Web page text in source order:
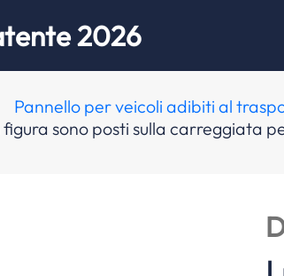
2026
Pannello per veicoli adibiti al
figura sono posti sulla carreggiata